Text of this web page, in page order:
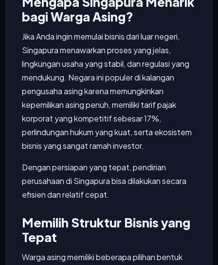
bagi Warga Asing?
Jika Anda ingin memulai bisnis dari luar negeri,
Singapura menawarkan proses yang jelas,
lingkungan usaha yang stabil, dan regulasi yang
mendukung. Negara ini populer di kalangan
pengusaha asing karena memungkinkan
kepemilikan asing penuh, memiliki tarif pajak
korporat yang kompetitif sebesar 17%,
perlindungan hukum yang kuat, serta ekosistem
bisnis yang sangat ramah investor.
Dengan persiapan yang tepat, pendirian
perusahaan di Singapura bisa dilakukan secara
efisien dan relatif cepat.
Memilih Struktur Bisnis yang
Tepat
Warga asing memiliki beberapa pilihan bentuk